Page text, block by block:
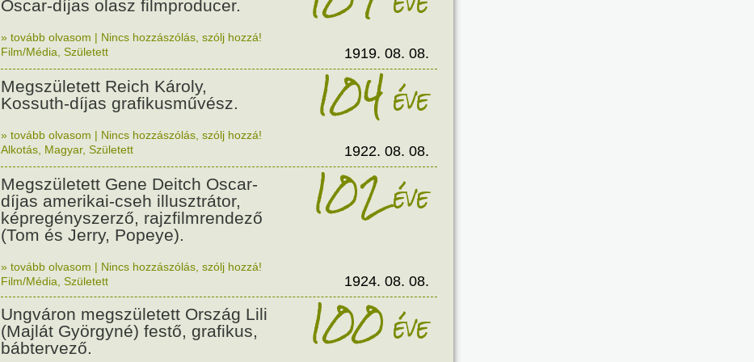
Oscar-díjas olasz filmproducer.
» tovább olvasom | Nincs hozzászólás, szólj hozzá!
Film/Média Született 1919. 08. 08.
Megszületett Reich Károly,
Kossuth-díjas grafikusművész.
104éve
» tovább olvasom | Nincs hozzászólás, szólj hozzá!
Alkotás Magyar, Született 1922. 08. 08.
Megszületett Gene Deitch Oscar-
díjas amerikai-cseh illusztrátor,
képregényszerző, rajzfilmrendező
(Tom és Jerry, Popeye).
102éve
» tovább olvasom | Nincs hozzászólás, szólj hozzá!
Film/Média Született 1924. 08. 08.
Ungváron megszületett Ország Lili
(Majlát Györgyné) festő, grafikus,
bábtervező.
100éve